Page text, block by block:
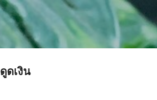
Skip to main content
ดเงิน